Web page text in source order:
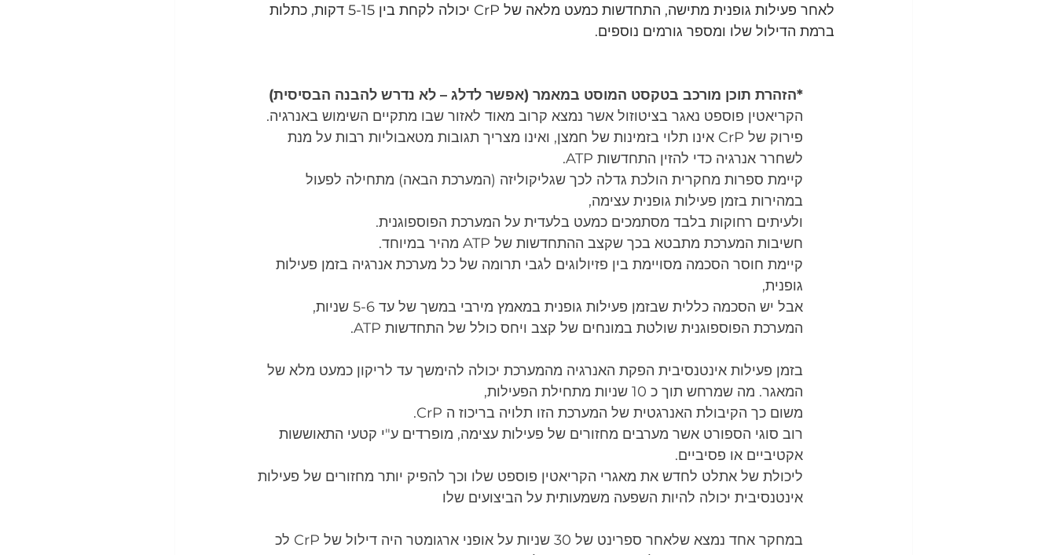
לאחר פעילות גופנית מתישה, התחדשות כמעט מלאה של CrP יכולה לקחת בין 5-15 דקות, כתלות
ברמת הדילול שלו ומספר גורמים נוספים.
*הזהרת תוכן מורכב בטקסט המוסט במאמר (אפשר לדלג – לא נדרש להבנה הבסיסית)
הקריאטין פוספט נאגר בציטוזול אשר נמצא קרוב מאוד לאזור שבו מתקיים השימוש באנרגיה.
פירוק של CrP אינו תלוי בזמינות של חמצן, ואינו מצריך תגובות מטאבוליות רבות על מנת
לשחרר אנרגיה כדי להזין התחדשות ATP.
קיימת ספרות מחקרית הולכת גדלה לכך שגליקוליזה (המערכת הבאה) מתחילה לפעול
במהירות בזמן פעילות גופנית עצימה,
ולעיתים רחוקות בלבד מסתמכים כמעט בלעדית על המערכת הפוספוגנית.
חשיבות המערכת מתבטא בכך שקצב ההתחדשות של ATP מהיר במיוחד.
קיימת חוסר הסכמה מסויימת בין פזיולוגים לגבי תרומה של כל מערכת אנרגיה בזמן פעילות
גופנית,
אבל יש הסכמה כללית שבזמן פעילות גופנית במאמץ מירבי במשך של עד 5-6 שניות,
המערכת הפוספוגנית שולטת במונחים של קצב ויחס כולל של התחדשות ATP.
בזמן פעילות אינטנסיבית הפקת האנרגיה מהמערכת יכולה להימשך עד לריקון כמעט מלא של
המאגר. מה שמרחש תוך כ 10 שניות מתחילת הפעילות,
משום כך הקיבולת האנרגטית של המערכת הזו תלויה בריכוז ה CrP.
רוב סוגי הספורט אשר מערבים מחזורים של פעילות עצימה, מופרדים ע"י קטעי התאוששות
אקטיביים או פסיביים.
ליכולת של אתלט לחדש את מאגרי הקריאטין פוספט שלו וכך להפיק יותר מחזורים של פעילות
אינטנסיבית יכולה להיות השפעה משמעותית על הביצועים שלו
במחקר אחד נמצא שלאחר ספרינט של 30 שניות על אופני ארגומטר היה דילול של CrP לכ